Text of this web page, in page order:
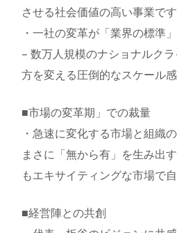
させる社会価値の高い事業です
・一社の変革が「業界の標準
– 数万人規模のナショナルク
方を変える圧倒的なスケール感
■市場の変革期」での裁量
・急速に変化する市場と組織
まさに「無から有」を生み出
もエキサイティングな市場で
■経営陣との共創